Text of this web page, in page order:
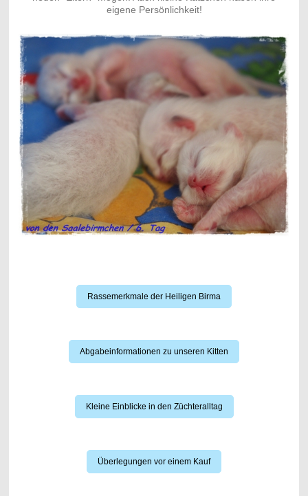
eigene Persönlichkeit!
Rassemerkmale der Heiligen Birma
Abgabeinformationen zu unseren Kitten
Kleine Einblicke in den Züchteralltag
Überlegungen vor einem Kauf